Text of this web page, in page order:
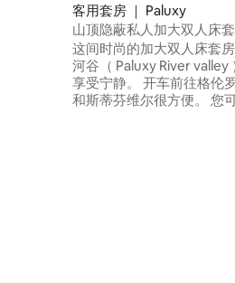
客用套房 ｜ Paluxy
山顶隐蔽私人加大双人床
好
这间时尚的加大双人床套
河谷（ Paluxy River valley
享受宁静。 开车前往格伦罗斯、格兰伯里
和斯蒂芬维尔很方便。 您可以在私人露台